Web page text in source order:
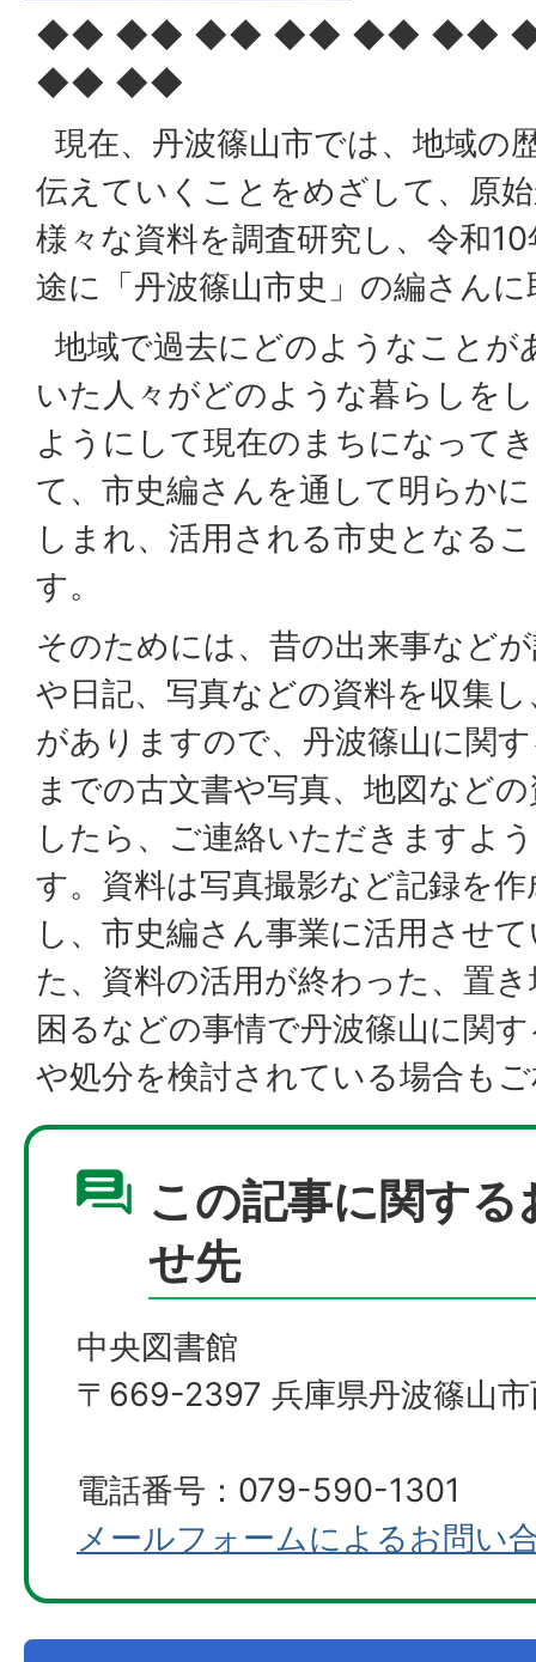
◆◆ ◆◆ ◆◆ ◆◆ ◆◆ ◆◆
◆◆ ◆◆
現在、丹波篠山市では、地域の
伝えていくことをめざして、原
様々な資料を調査研究し、令和
途に「丹波篠山市史」の編さん
地域で過去にどのようなことが
いた人々がどのような暮らしを
ようにして現在のまちになって
て、市史編さんを通して明らか
しまれ、活用される市史となる
す。
そのためには、昔の出来事など
や日記、写真などの資料を収集
がありますので、丹波篠山に関
までの古文書や写真、地図など
したら、ご連絡いただきますよ
す。資料は写真撮影など記録を
し、市史編さん事業に活用させ
た、資料の活用が終わった、置
困るなどの事情で丹波篠山に関
や処分を検討されている場合も
この記事に関する
せ先
中央図書館
〒669-2397 兵庫県丹波篠山
電話番号：079-590-1301
メールフォームによるお問い